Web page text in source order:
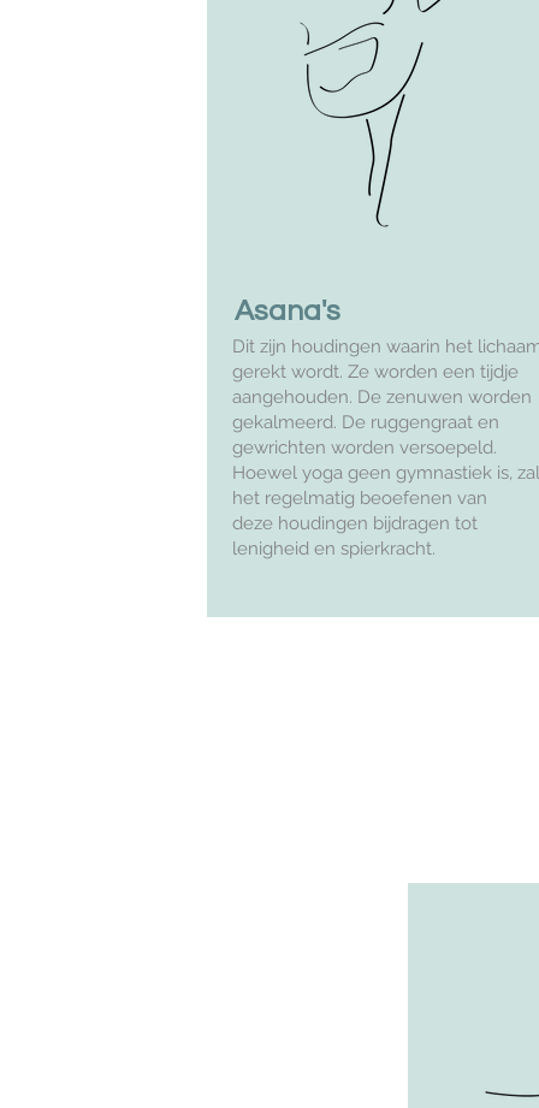
Asana's
Dit zijn houdingen waarin het
gerekt wordt. Ze worden een tijdje
aangehouden. De zenuwen worden
gekalmeerd. De ruggengraat en
gewrichten worden versoepeld.
Hoewel yoga geen gymnastiek is, zal
het regelmatig beoefenen van
deze houdingen bijdragen tot
lenigheid en spierkracht.